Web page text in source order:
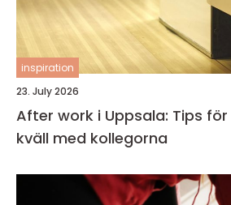
inspiration
23. July 2026
After work i Uppsala: Tips
kväll med kollegorna